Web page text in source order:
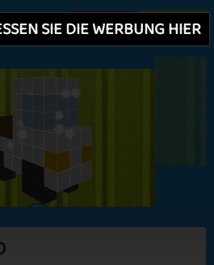
Erstellen Einloggen
SIE DIE WERBUNG HIER